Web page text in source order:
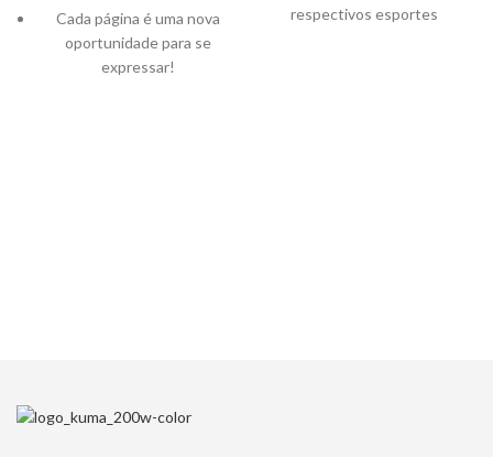
Cada página é uma nova
oportunidade para se
expressar!
respectivos esportes